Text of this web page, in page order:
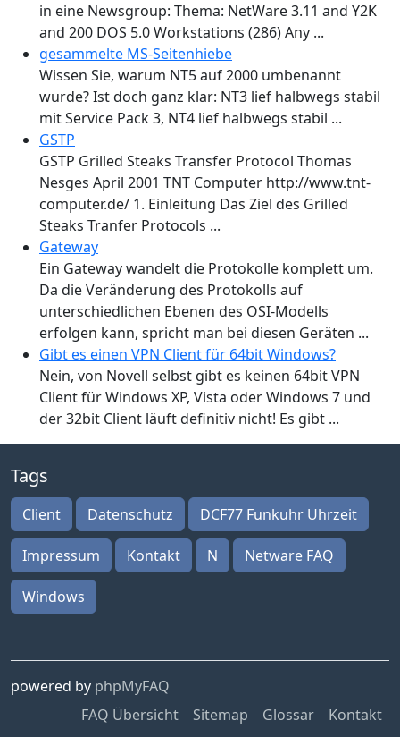
in eine Newsgroup: Thema: NetWare 3.11 and Y2K
and 200 DOS 5.0 Workstations (286) Any ...
gesammelte MS-Seitenhiebe
Wissen Sie, warum NT5 auf 2000 umbenannt
wurde? Ist doch ganz klar: NT3 lief halbwegs stabil
mit Service Pack 3, NT4 lief halbwegs stabil ...
GSTP
GSTP Grilled Steaks Transfer Protocol Thomas
Nesges April 2001 TNT Computer http://www.tnt-
computer.de/ 1. Einleitung Das Ziel des Grilled
Steaks Tranfer Protocols ...
Gateway
Ein Gateway wandelt die Protokolle komplett um.
Da die Veränderung des Protokolls auf
unterschiedlichen Ebenen des OSI-Modells
erfolgen kann, spricht man bei diesen Geräten ...
Gibt es einen VPN Client für 64bit Windows?
Nein, von Novell selbst gibt es keinen 64bit VPN
Client für Windows XP, Vista oder Windows 7 und
der 32bit Client läuft definitiv nicht! Es gibt ...
Tags
Client Datenschutz DCF77 Funkuhr Uhrzeit
Impressum Kontakt N Netware FAQ
Windows
powered by phpMyFAQ
FAQ Übersicht
Sitemap Glossar Kontakt